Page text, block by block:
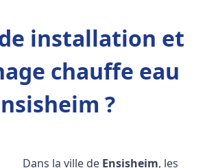
installation et
chauffe eau
?
Dans la ville de Ensisheim, les